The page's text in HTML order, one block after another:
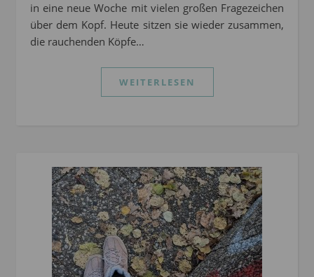
in eine neue Woche mit vielen großen Fragezeichen
über dem Kopf. Heute sitzen sie wieder zusammen,
die rauchenden Köpfe…
WEITERLESEN